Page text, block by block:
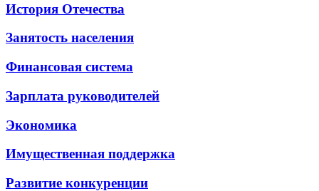
История Отечества
Занятость населения
Финансовая система
Зарплата руководителей
Экономика
Имущественная поддержка
Развитие конкуренции